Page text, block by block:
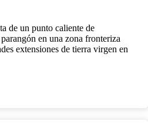
de un punto caliente de
en una zona fronteriza
extensiones de tierra virgen en